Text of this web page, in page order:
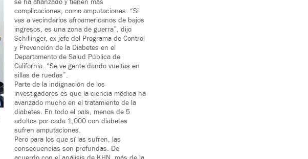
se ha afianzado y tienen más
complicaciones, como amputaciones. “Si
vas a vecindarios afroamericanos de bajos
ingresos, es una zona de guerra”, dijo
Schillinger, ex jefe del Programa de Control
y Prevención de la Diabetes en el
Departamento de Salud Pública de
California. “Se ve gente dando vueltas en
sillas de ruedas”.
Parte de la indignación de los
investigadores es que la ciencia médica ha
avanzado mucho en el tratamiento de la
diabetes. En todo el país, menos de 5
adultos por cada 1,000 con diabetes
sufren amputaciones.
Pero para los que sí las sufren, las
consecuencias son profundas. De